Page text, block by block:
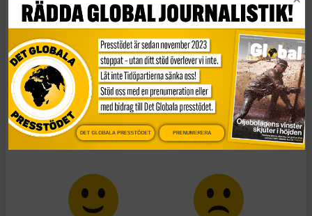
Jag säger här.Vi måste var och en bestämma hur vi
bäst utövar motstånd mot en politik som försöker splittra
oss, och göra Sverige till något helt annat än det vi kan
vara när vi är som bäst. Och så måste vi göra jobbet. Stå
upp och gå framåt: i folkbildningen och föreningarna, i
kampen mot nedskärningar och för starkare välfärd, i
solidariteten med varandra och respekten för individens
frihet.
DET GLOBALA PRESSTÖDET PRENUMERERA